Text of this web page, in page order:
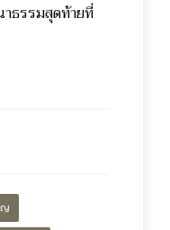
ธรรมสุดท้ายที่